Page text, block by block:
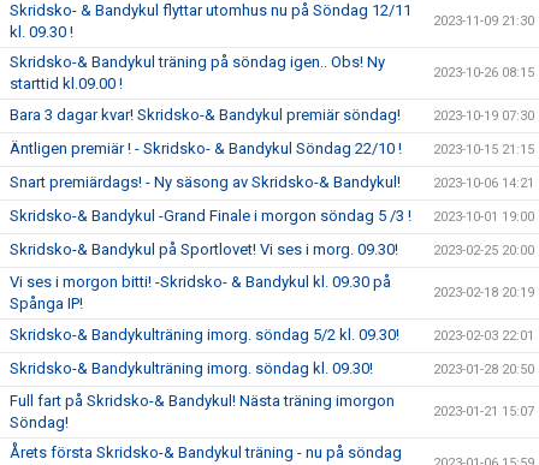
Skridsko- & Bandykul flyttar utomhus nu på Söndag 12/11
kl. 09.30 !
2023-11-09 21:30
Skridsko-& Bandykul träning på söndag igen.. Obs! Ny
starttid kl.09.00 !
2023-10-26 08:15
Bara 3 dagar kvar! Skridsko-& Bandykul premiär söndag! 2023-10-19 07:30
Äntligen premiär ! - Skridsko- & Bandykul Söndag 22/10 ! 2023-10-15 21:15
Snart premiärdags! - Ny säsong av Skridsko-& Bandykul! 2023-10-06 14:21
Skridsko-& Bandykul -Grand Finale i morgon söndag 5 /3 ! 2023-10-01 19:00
Skridsko-& Bandykul på Sportlovet! Vi ses i morg. 09.30! 2023-02-25 20:00
Vi ses i morgon bitti! -Skridsko- & Bandykul kl. 09.30 på
Spånga IP!
2023-02-18 20:19
Skridsko-& Bandykulträning imorg. söndag 5/2 kl. 09.30! 2023-02-03 22:01
Skridsko-& Bandykulträning imorg. söndag kl. 09.30! 2023-01-28 20:50
Full fart på Skridsko-& Bandykul! Nästa träning imorgon
Söndag!
2023-01-21 15:07
Årets första Skridsko-& Bandykul träning - nu på söndag